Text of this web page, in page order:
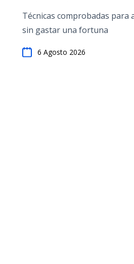
Técnicas comprobadas para
sin gastar una fortuna
6 Agosto 2026